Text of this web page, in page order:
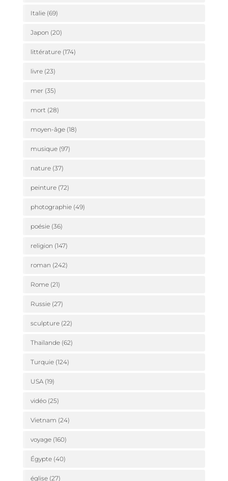
Italie(69)
Japon (20)
littérature(174)
livre(23)
mer (35)
mort(28)
moyen-âge(18)
musique(97)
nature(37)
peinture(72)
photographie(49)
poésie(36)
religion (147)
roman (242)
Rome(21)
Russie(27)
sculpture(22)
Thaïlande(62)
Turquie(124)
USA(19)
vidéo(25)
Vietnam (24)
voyage(160)
Égypte(40)
église(27)